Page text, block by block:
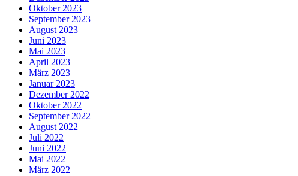
Oktober 2023
September 2023
August 2023
Juni 2023
Mai 2023
April 2023
März 2023
Januar 2023
Dezember 2022
Oktober 2022
September 2022
August 2022
Juli 2022
Juni 2022
Mai 2022
März 2022